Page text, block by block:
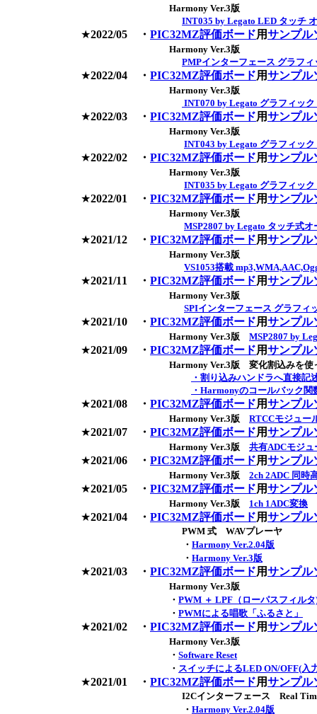
Harmony Ver.3版
INT035 by Legato LED タッチ
★2022/05 ・ PIC32MZ評価ボード用サンプル
Harmony Ver.3版
PMPインターフェース グラフ
★2022/04 ・ PIC32MZ評価ボード用サンプル
Harmony Ver.3版
INT070 by Legato グラフィック
★2022/03 ・ PIC32MZ評価ボード用サンプル
Harmony Ver.3版
INT043 by Legato グラフィック
★2022/02 ・ PIC32MZ評価ボード用サンプル
Harmony Ver.3版
INT035 by Legato グラフィック
★2022/01 ・ PIC32MZ評価ボード用サンプル
Harmony Ver.3版
MSP2807 by Legato タッチ式
★2021/12 ・ PIC32MZ評価ボード用サンプル
Harmony Ver.3版
VS1053搭載
★2021/11 ・ PIC32MZ評価ボード用サンプル
Harmony Ver.3版
SPIインターフェース グラフィ
★2021/10 ・ PIC32MZ評価ボード用サンプル
Harmony Ver.3版 MSP2807 by
★2021/09 ・ PIC32MZ評価ボード用サンプル
Harmony Ver.3版 変化割込みを使
・ 割り込みハンドラへ直接記
・Harmonyのコールバック関
★2021/08 ・ PIC32MZ評価ボード用サンプル
Harmony Ver.3版 RTCCモジュー
★2021/07 ・ PIC32MZ評価ボード用サンプル
Harmony Ver.3版 共有ADCモジ
★2021/06 ・ PIC32MZ評価ボード用サンプル
Harmony Ver.3版 2ch 2ADC 同時
★2021/05 ・ PIC32MZ評価ボード用サンプル
Harmony Ver.3版 1ch 1ADC変換
★2021/04 ・ PIC32MZ評価ボード用サンプル
PWM 式 WAVプレーヤ
・ Harmony Ver.2.04版
・ Harmony Ver.3版
★2021/03 ・ PIC32MZ評価ボード用サンプル
Harmony Ver.3版
・ PWM ＋ LPF（ローパスフィル
・ PWMによる唱歌「ふるさと」
★2021/02 ・ PIC32MZ評価ボード用サンプル
Harmony Ver.3版
・ Software Reset
・ スイッチによるLED ON/OFF(入
★2021/01 ・ PIC32MZ評価ボード用サンプル
I2Cインターフェース Real Time Clock
・ Harmony Ver.2.04版